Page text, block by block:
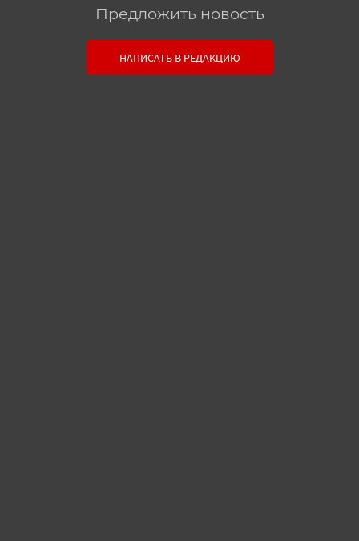
Предложить новость
НАПИСАТЬ В РЕДАКЦИЮ
Связь с редакцией
Оставьте свои настоящие контактные данные,